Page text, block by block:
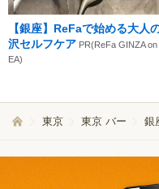
【銀座】ReFaで始める大人
沢セルフケア PR(ReFa GINZA on
EA)
東京 東京 バー 銀